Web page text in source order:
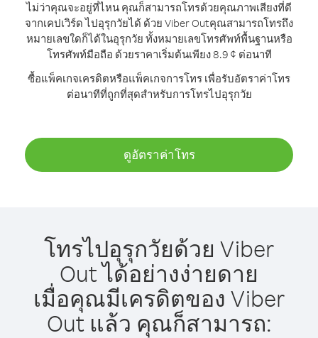
ไม่ว่าคุณจะอยู่ที่ไหน คุณก็สามารถโทรด้วยคุณภาพเสียงที่ดี
จากเคปเวิร์ด ไปอุรุกวัยได้ ด้วย Viber Outคุณสามารถโทรถึง
หมายเลขใดก็ได้ในอุรุกวัย ทั้งหมายเลขโทรศัพท์พื้นฐานหรือ
โทรศัพท์มือถือ ด้วยราคาเริ่มต้นเพียง 8.9 ¢ ต่อนาที
ซื้อแพ็คเกจเครดิตหรือแพ็คเกจการโทร เพื่อรับอัตราค่าโทร
ต่อนาทีที่ถูกที่สุดสำหรับการโทรไปอุรุกวัย
ดูอัตราค่าโทร
โทรไปอุรุกวัยด้วย Viber
Out ได้อย่างง่ายดาย
เมื่อคุณมีเครดิตของ Viber
Out แล้ว คุณก็สามารถ: